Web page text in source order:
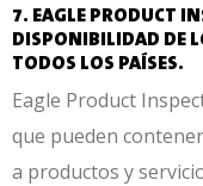
7. EAGLE PRODUCT
DISPONIBILIDAD DE
TODOS LOS PAÍSES.
Eagle Product
que pueden
a productos y